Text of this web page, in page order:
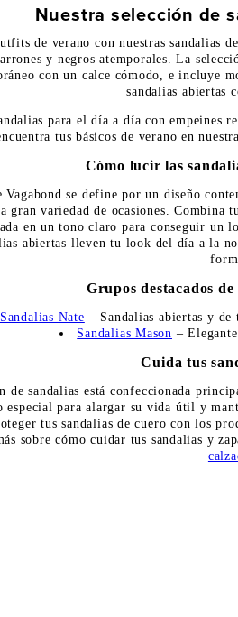
Nuestra selección de
de verano con nuestras sandalias
y negros atemporales. La
con un calce cómodo, e incluye
sandalias abiertas
para el día a día con empeines
tus básicos de verano en
Cómo lucir las
se define por un diseño
gran variedad de ocasiones.Combina
en un tono claro para conseguir un
abiertas lleven tu look del día a la
Grupos destacados
Sandalias Nate – Sandalias abiertas y de
Sandalias Mason –
Cuida tus
de sandalias está confeccionada
especial para alargar su vida útil y
tus sandalias de cuero con los
sobre cómo cuidar tus sandalias y